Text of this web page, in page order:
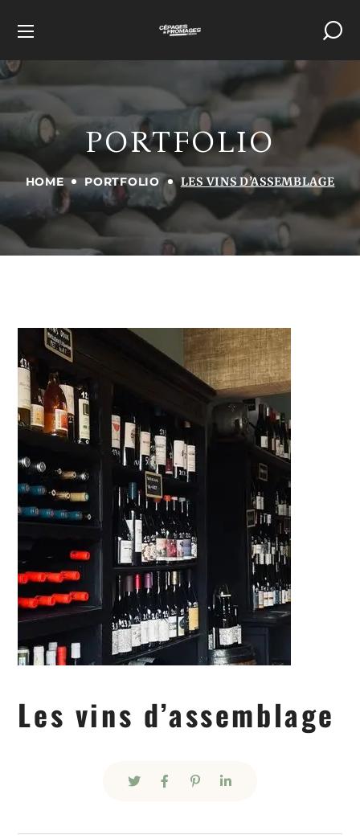
PORTFOLIO
HOME PORTFOLIO LES VINS D’ASSEMBLAGE
Les vins d’assemblage